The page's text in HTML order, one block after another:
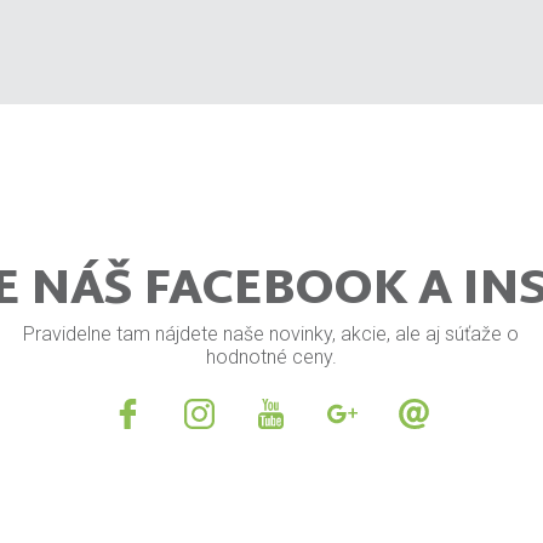
NÁŠ FACEBOOK A
Pravidelne tam nájdete naše novinky, akcie, ale aj súťaže o
hodnotné ceny.